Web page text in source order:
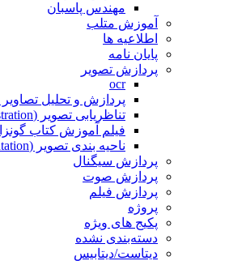
مهندس پاسبان
آموزش متلب
اطلاعیه ها
پایان نامه
پردازش تصویر
ocr
پردازش و تحلیل
تناظریابی تصویر (Image Registration)
فیلم آموزش کتاب
ناحیه بندی تصویر (Image Segmentation)
پردازش سیگنال
پردازش صوت
پردازش فیلم
پروژه
پکیج های ویژه
دسته‌بندی نشده
دیتاست/دیتابیس